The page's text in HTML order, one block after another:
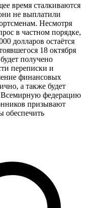
время сталкиваются
не выплатили
Несмотря
в частном порядке,
долларов остаётся
18 октября
получено
переписки и
финансовых
а также будет
Всемирную федерацию
призывают
обеспечить